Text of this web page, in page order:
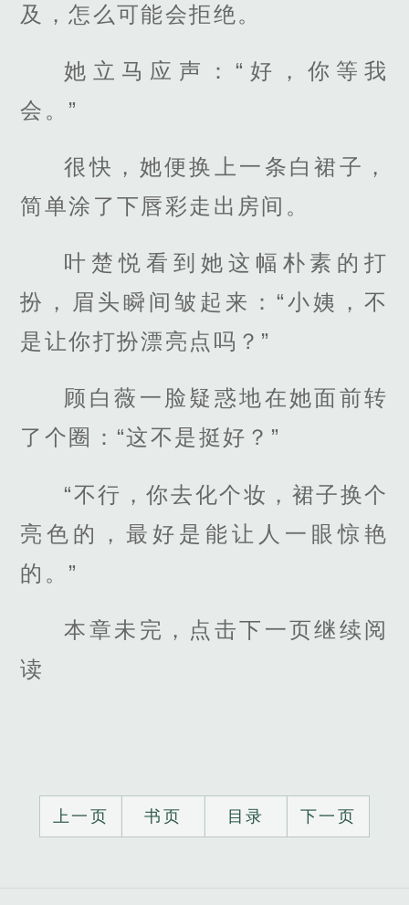
及，怎么可能会拒绝。
她立马应声：“好，你等我
会。”
很快，她便换上一条白裙子，
简单涂了下唇彩走出房间。
叶楚悦看到她这幅朴素的打
扮，眉头瞬间皱起来：“小姨，不
是让你打扮漂亮点吗？”
顾白薇一脸疑惑地在她面前转
了个圈：“这不是挺好？”
“不行，你去化个妆，裙子换个
亮色的，最好是能让人一眼惊艳
的。”
本章未完，点击下一页继续阅
读
上一页 书页 目录 下一页